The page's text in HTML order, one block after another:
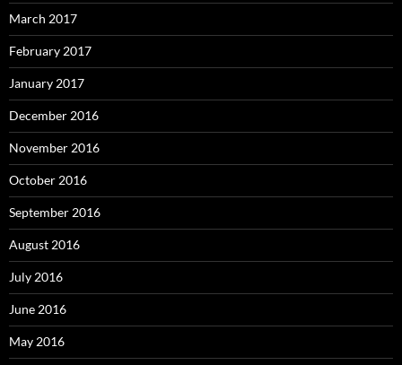
March 2017
February 2017
January 2017
December 2016
November 2016
October 2016
September 2016
August 2016
July 2016
June 2016
May 2016